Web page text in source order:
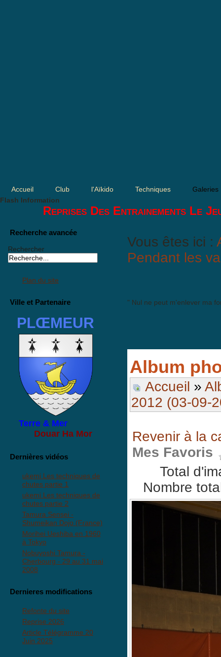
Accueil Club l'Aïkido Techniques
Galeries
Flash Information
Reprises Des Entrainements Le
Recherche avancée
Rechercher
Plan du site
Ville et Partenaire
PLŒMEUR
Terre & Mer
Douar Ha Mor
Dernières vidéos
ukemi Les techniques de
chutes partie 1
ukemi Les techniques de
chutes partie 2
Tamura Sensei -
Shumeikan Dojo (France)
Morihei Ueshiba en 1960
à Tokyo
Nobuyoshi Tamura -
Cherbourg - 29 au 31 mai
2008
Dernieres modifications
Refonte du site
Reprise 2026
Article Télégramme 20
Juin 2025
Vous êtes ici :
Pendant les
" Nul ne peut m'enlever ma
Album
Accueil »
2012 (03-09-
Revenir à la
Mes Favoris
Total
Nombre